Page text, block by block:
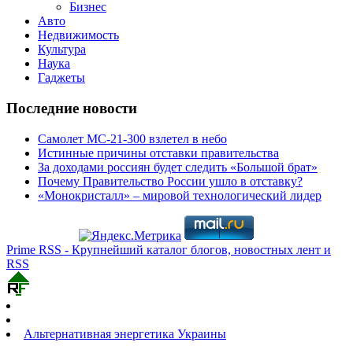
Бизнес
Авто
Недвижимость
Культура
Наука
Гаджеты
Последние новости
Самолет МС-21-300 взлетел в небо
Истинные причины отставки правительства
За доходами россиян будет следить «Большой брат»
Почему Правительство России ушло в отставку?
«Монокристалл» – мировой технологический лидер
Prime RSS - Крупнейший каталог блогов, новостных лент и
RSS
Альтернативная энергетика Украины